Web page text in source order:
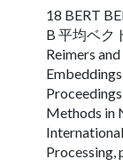
18 BERT
B 平均ベク
Reimers
Methods in
Processing,